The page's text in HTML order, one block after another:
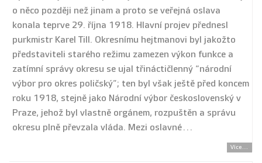
o něco později než jinam a proto se veřejná oslava
konala teprve 29. října 1918. Hlavní projev přednesl
purkmistr Karel Till. Okresnímu hejtmanovi byl jakožto
představiteli starého režimu zamezen výkon funkce a
zatímní správy okresu se ujal třináctičlenný “národní
výbor pro okres poličský”; ten byl však ještě před koncem
roku 1918, stejně jako Národní výbor československý v
Praze, jehož byl vlastně orgánem, rozpuštěn a správu
okresu plně převzala vláda. Mezi oslavné…
Více...